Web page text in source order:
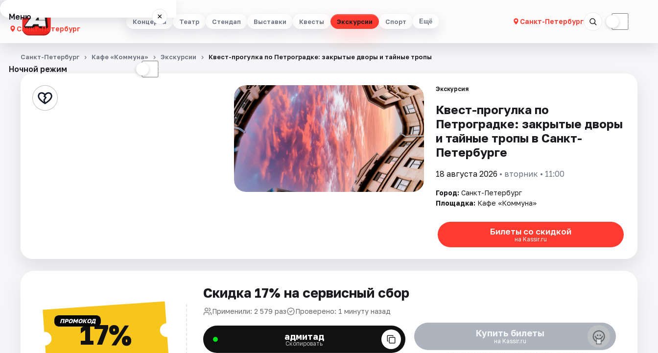
Концерты Театр Стендап Выставки Квесты Экскурсии Спорт Ещё Санкт-Петербург ☾
Меню ×
Санкт-Петербург
Концерты
Стендап
Рейтинги
Ночной режим ☾
Санкт-Петербург Кафе «Коммуна» Экскурсии Квест-прогулка по Петроградке: закрытые дворы и тайные тропы
Экскурсия
Квест-прогулка по
Петроградке: закрытые дворы
и тайные тропы в Санкт-
Петербурге
18 августа 2026 • вторник • 11:00
Город: Санкт-Петербург
Площадка: Кафе «Коммуна»
Билеты со скидкой
на Kassir.ru
ПРОМОКОД17%
Скидка 17% на сервисный сбор
Применили: 2 579 раз Проверено: 1 минуту назад
адмитад
Скопировать
Купить билеты
на Kassir.ru